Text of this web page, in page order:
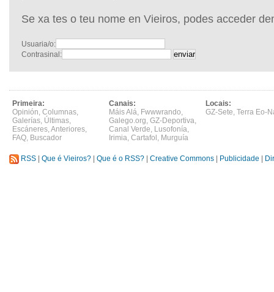
Se xa tes o teu nome en Vieiros, podes acceder
Usuaria/o:
Contrasinal:
Primeira:
Opinión, Columnas,
Galerías, Últimas,
Escáneres,Anteriores,
FAQ, Buscador
Canais:
Máis Alá, Fwwwrando,
Galego.org, GZ-Deportiva,
Canal Verde, Lusofonía,
Irimia, Cartafol , Murguía
Locais:
GZ-Sete, Terra Eo-
RSS Que é Vieiros? Que é o RSS? Creative Commons Publicidade